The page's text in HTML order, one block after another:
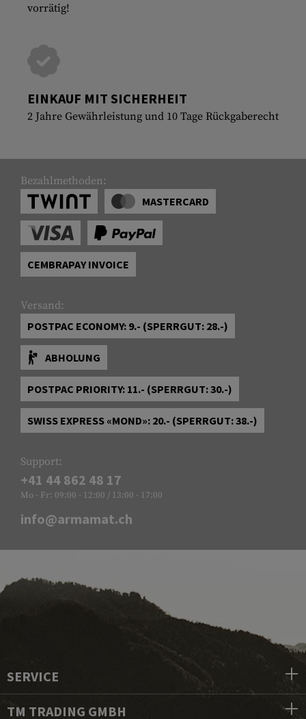
vorrätig!
EINKAUF MIT SICHERHEIT
2 Jahre Gewährleistung und 10 Tage Rückgaberecht
Bezahlmethoden:
MASTERCARD
CEMBRAPAY INVOICE
Versand:
POSTPAC ECONOMY: 9.- (SPERRGUT: 28.-)
ABHOLUNG
POSTPAC PRIORITY: 11.- (SPERRGUT: 30.-)
SWISS EXPRESS «MOND»: 20.- (SPERRGUT: 38.-)
Support:
+41 44 862 48 17
Mo - Fr: 09:00 - 12:00 / 13:00 - 17:00
info@armamat.ch
SERVICE
TM TRADING GMBH